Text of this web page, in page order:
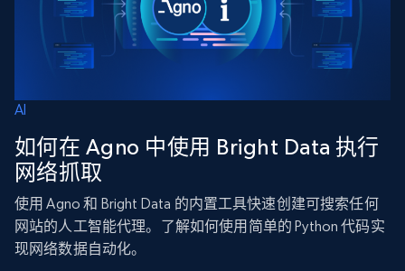
AI
如何在 Agno 中使用 Bright Data 执行
网络抓取
使用 Agno 和 Bright Data 的内置工具快速创建可搜索任何
网站的人工智能代理。了解如何使用简单的 Python 代码实
现网络数据自动化。